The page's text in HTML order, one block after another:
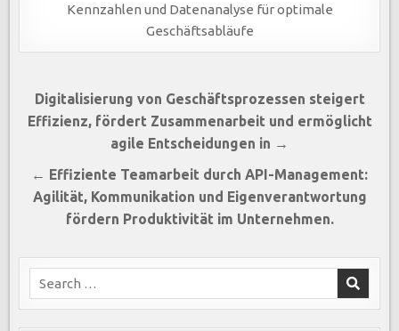
Kennzahlen und Datenanalyse für optimale
Geschäftsabläufe
Beitragsnavigation
Digitalisierung von Geschäftsprozessen steigert
Effizienz, fördert Zusammenarbeit und ermöglicht
agile Entscheidungen in →
← Effiziente Teamarbeit durch API-Management:
Agilität, Kommunikation und Eigenverantwortung
fördern Produktivität im Unternehmen.
Search
for: